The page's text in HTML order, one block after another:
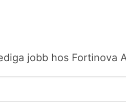
jobb hos Fortinova